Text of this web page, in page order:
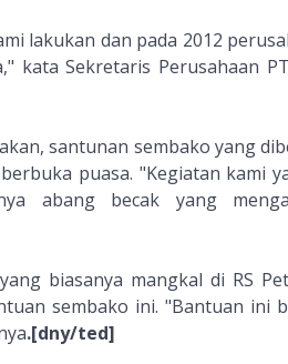
lakukan dan pada 2012
kata Sekretaris Perusahaan
santunan sembako yang
puasa. "Kegiatan kami
abang becak yang
biasanya mangkal di RS
sembako ini. "Bantuan ini
.[dny/ted]